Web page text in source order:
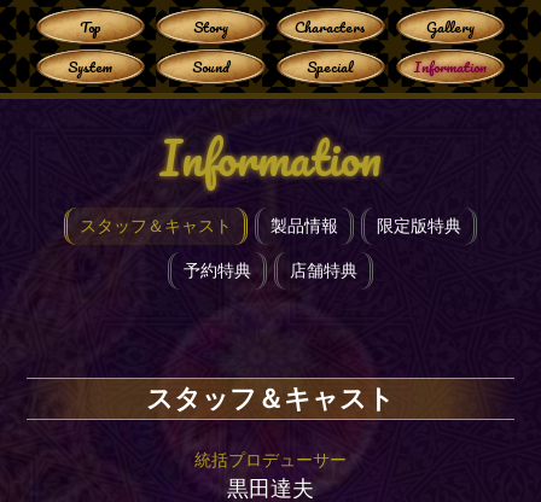
Top Story Characters
Gallery
System
Sound Special Information
Information
スタッフ＆キャスト 製品情報 限定版特典
予約特典 店舗特典
スタッフ＆キャスト
統括プロデューサー
黒田達夫